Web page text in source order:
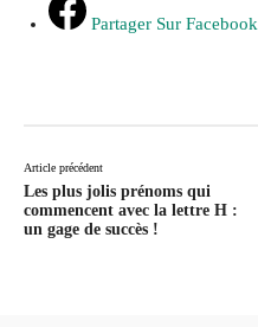
Partager Sur Facebook
Article précédent
Les plus jolis prénoms qui
commencent avec la lettre H :
un gage de succès !